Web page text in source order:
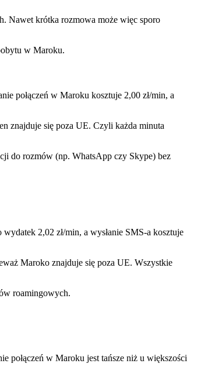
Nawet krótka rozmowa może więc sporo
w Maroku.
połączeń w Maroku kosztuje 2,00 zł/min, a
znajduje się poza UE. Czyli każda minuta
do rozmów (np. WhatsApp czy Skype) bez
2,02 zł/min, a wysłanie SMS-a kosztuje
Maroko znajduje się poza UE. Wszystkie
roamingowych.
połączeń w Maroku jest tańsze niż u większości